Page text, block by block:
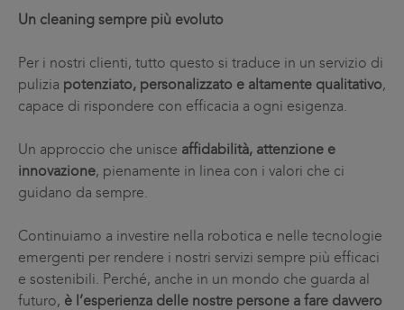
Un cleaning sempre più evoluto
Per i nostri clienti, tutto questo si traduce in un servizio di
pulizia potenziato, personalizzato e altamente qualitativo,
capace di rispondere con efficacia a ogni esigenza.
Un approccio che unisce affidabilità, attenzione e
innovazione, pienamente in linea con i valori che ci
guidano da sempre.
Continuiamo a investire nella robotica e nelle tecnologie
emergenti per rendere i nostri servizi sempre più efficaci
e sostenibili. Perché, anche in un mondo che guarda al
futuro, è l’esperienza delle nostre persone a fare davvero